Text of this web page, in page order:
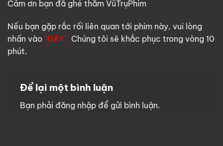
Cảm ơn bạn đã ghé thăm VũTrụPhim
Nếu bạn gặp rắc rối liên quan tới phim này, vui lòng
nhấn vào "ĐÂY". Chúng tôi sẽ khắc phục trong vòng 10
phút.
Để lại một bình luận
Bạn phải đăng nhập để gửi bình luận.